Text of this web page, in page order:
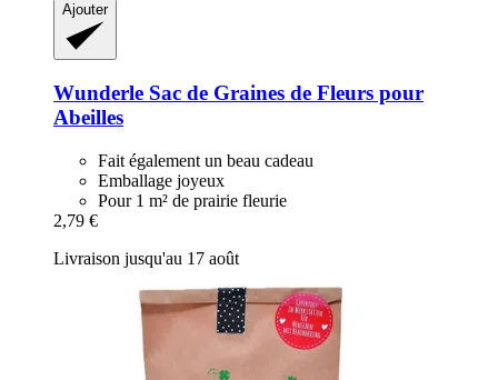
Ajouter
Wunderle Sac de Graines de Fleurs pour
Abeilles
Fait également un beau cadeau
Emballage joyeux
Pour 1 m² de prairie fleurie
2,79 €
Livraison jusqu'au 17 août